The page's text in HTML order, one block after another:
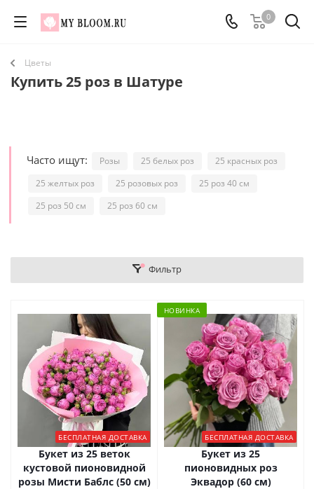
0
Цветы
Купить 25 роз в Шатуре
Часто ищут: Розы 25 белых роз
25 красных роз
25 желтых роз
25 розовых роз
25 роз 40 см
25 роз 50 см
25 роз 60 см
Фильтр
БЕСПЛАТНАЯ ДОСТАВКА
Букет из 25 веток
кустовой пионовидной
розы Мисти Баблс (50 см)
НОВИНКА
БЕСПЛАТНАЯ ДОСТАВКА
Букет из 25
пионовидных роз
Эквадор (60 см)